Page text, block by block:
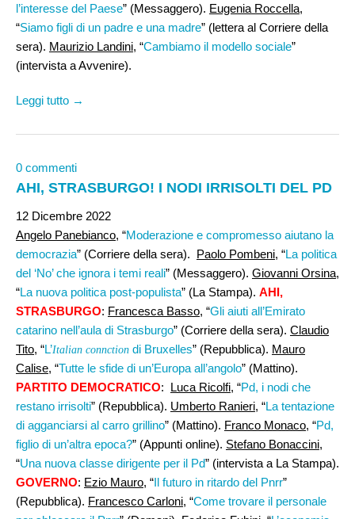
l’interesse del Paese” (Messaggero). Eugenia Roccella,
“Siamo figli di un padre e una madre” (lettera al Corriere della
sera). Maurizio Landini, “Cambiamo il modello sociale”
(intervista a Avvenire).
Leggi tutto →
0 commenti
AHI, STRASBURGO! I NODI IRRISOLTI DEL PD
12 Dicembre 2022
Angelo Panebianco, “Moderazione e compromesso aiutano la
democrazia” (Corriere della sera). Paolo Pombeni, “La politica
del ‘No’ che ignora i temi reali” (Messaggero). Giovanni Orsina,
“La nuova politica post-populista” (La Stampa). AHI,
STRASBURGO: Francesca Basso, “Gli aiuti all’Emirato
catarino nell’aula di Strasburgo” (Corriere della sera). Claudio
Tito, “L’Italian connction di Bruxelles” (Repubblica). Mauro
Calise, “Tutte le sfide di un’Europa all’angolo” (Mattino).
PARTITO DEMOCRATICO: Luca Ricolfi, “Pd, i nodi che
restano irrisolti” (Repubblica). Umberto Ranieri, “La tentazione
di agganciarsi al carro grillino” (Mattino). Franco Monaco, “Pd,
figlio di un’altra epoca?” (Appunti online). Stefano Bonaccini,
“Una nuova classe dirigente per il Pd” (intervista a La Stampa).
GOVERNO: Ezio Mauro, “Il futuro in ritardo del Pnrr”
(Repubblica). Francesco Carloni, “Come trovare il personale